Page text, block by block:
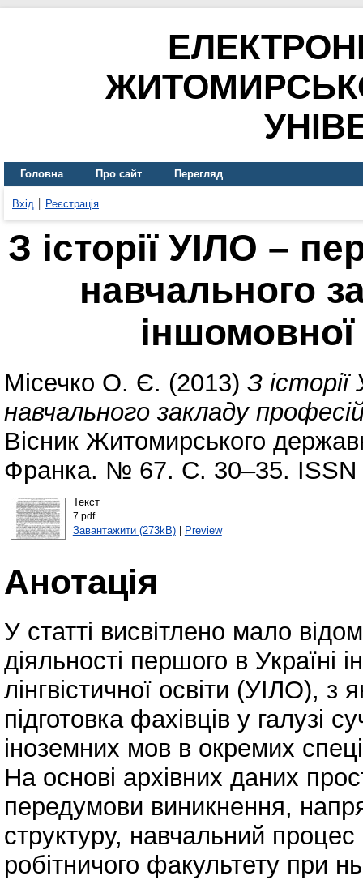
Головна Про сайт Перегляд
Вхід Реєстрація
З історії УІЛО –
навчального
іншомовної
Місечко О. Є. (2013) З
навчального закладу
Вісник Житомирського
Франка. № 67. С. 30–35. ISSN
Текст
7.pdf
Завантажити (273kB)| Preview
Анотація
У статті висвітлено мало
діяльності першого в Україні
лінгвістичної освіти (УІЛО),
підготовка фахівців у галузі
іноземних мов в окремих
На основі архівних даних
передумови виникнення,
структуру, навчальний процес
робітничого факультету при